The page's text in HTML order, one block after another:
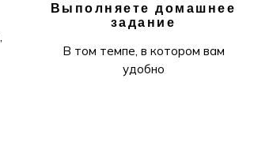
Выполняете домашнее
задание
В том темпе, в котором вам
удобно